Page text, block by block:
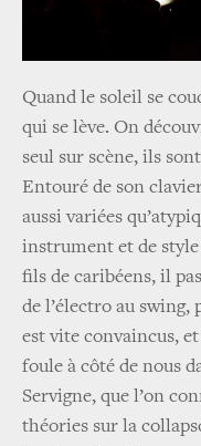
Quand le soleil se
qui se lève. On
seul sur scène, ils
Entouré de son
aussi variées
instrument et de
fils de caribéens, il
de l’électro au swing,
est vite convaincus, et
foule à côté de nous
Servigne, que l’on
théories sur la